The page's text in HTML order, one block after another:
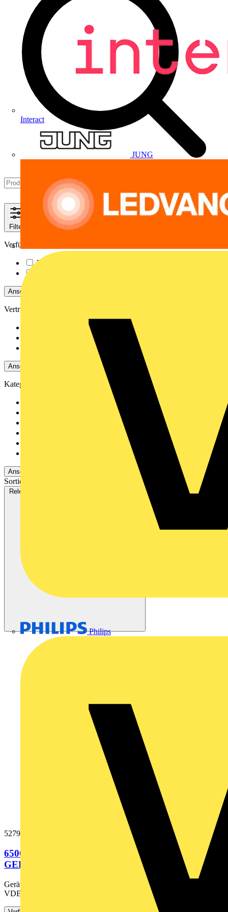
Interact
JUNG
Philips
Filter Schließen
Verfügbarkeit
Verfügbar
Ansehen -4 Mehr
Vertriebspartner
Adalbert Zajadacz Gm...
Oskar Böttcher GmbH...
Ansehen -3 Mehr
Kategorien
LED Beleuchtung & Leuchten
Elektrokabel & Leitungen186
Installationsleitungen & Energiekabel
Daten- & Kommunikationskabel
Installationsmaterial & Zubehör
Ansehen 47 Mehr
Sortieren nach:
Relevanz
5279052
6500-2 DE KIT 2, TRAGBARER
GERÄTETESTER, KIT, DE inkl. TRUTEST ADV
Gerätetester FLUKE-6500-2, entspricht der Sicherheitsnorm DIN
VDE 0701-0702, für alle Prüfungen, die für Geräte der...